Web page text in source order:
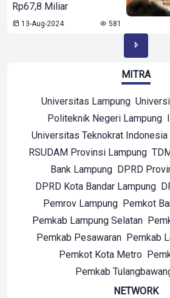
Rp67,8 Miliar
13-Aug-2024 581
MITRA
Universitas Lampung
Politeknik Negeri Lampung
Universitas Teknokrat Indonesia
RSUDAM Provinsi Lampung
Bank Lampung DPRD
DPRD Kota Bandar Lampung
Pemrov Lampung Pemkot
Pemkab Lampung Selatan
Pemkab Pesawaran Pemkab
Pemkot Kota Metro
Pemkab
NETWORK